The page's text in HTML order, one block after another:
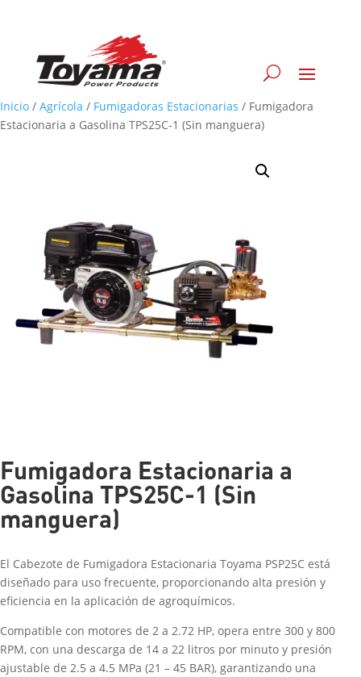
Inicio / Agrícola / Fumigadoras Estacionarias / Fumigadora
Estacionaria a Gasolina TPS25C-1 (Sin manguera)
Fumigadora Estacionaria a
Gasolina TPS25C-1 (Sin
manguera)
El Cabezote de Fumigadora Estacionaria Toyama PSP25C está
diseñado para uso frecuente, proporcionando alta presión y
eficiencia en la aplicación de agroquímicos.
Compatible con motores de 2 a 2.72 HP, opera entre 300 y 800
RPM, con una descarga de 14 a 22 litros por minuto y presión
ajustable de 2.5 a 4.5 MPa (21 – 45 BAR), garantizando una